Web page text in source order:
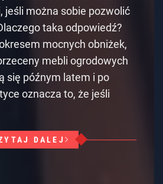
jeśli można sobie pozwolić
taka odpowiedź?
mocnych obniżek,
mebli ogrodowych
się późnym latem i po
oznacza to, że jeśli
DALEJ